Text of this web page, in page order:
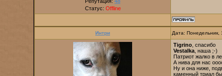
Статус: Offline
Интри Дата:
Tigrino , спасибо
Vestalka , наша ;-)
Патриот жалко в
А нива для нас
Ну и она ниже,
каменный триал